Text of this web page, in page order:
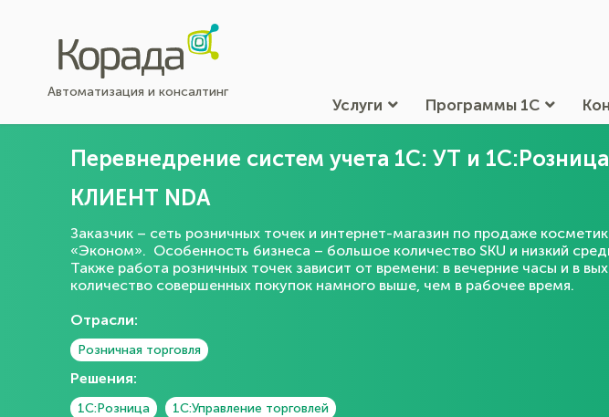
Автоматизация и консалтинг
Услуги Программы 1С
Перевнедрение систем учета 1С: УТ и 1С:Розница
КЛИЕНТ NDA
Заказчик – сеть розничных точек и интернет-магазин по продаже
«Эконом». Особенность бизнеса – большое количество SKU и низкий
Также работа розничных точек зависит от времени: в вечерние часы и в
количество совершенных покупок намного выше, чем в рабочее время.
Отрасли:
Розничная торговля
Решения:
1С:Розница
1С:Управление торговлей